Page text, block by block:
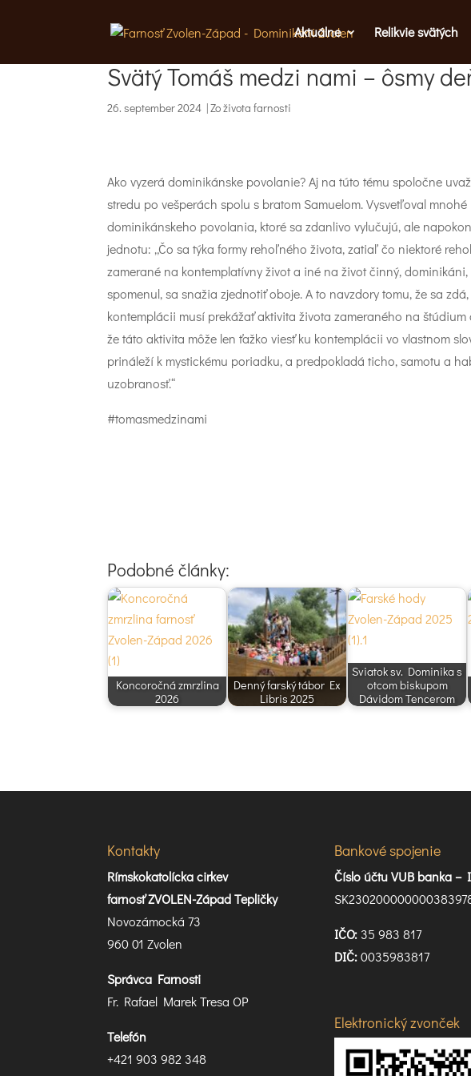
Aktuálne Relikvie svätých
Svätý Tomáš medzi nami – ôsmy
26. september 2024 |Zo života farnosti
Ako vyzerá dominikánske povolanie? Aj na túto tému spoločne
stredu po vešperách spolu s bratom Samuelom. Vysvetľoval
dominikánskeho povolania, ktoré sa zdanlivo vylučujú, ale
jednotu: „Čo sa týka formy rehoľného života, zatiaľ čo niektoré
zamerané na kontemplatívny život a iné na život činný, dominikáni,
spomenul, sa snažia zjednotiť oboje. A to navzdory tomu, že sa zdá,
kontemplácii musí prekážať aktivita života zameraného na štúdium
že táto aktivita môže len ťažko viesť ku kontemplácii vo vlastnom
prináleží k mystickému poriadku, a predpokladá ticho, samotu a
uzobranosť.“
#tomasmedzinami
Podobné články:
Koncoročná zmrzlina
2026
Denný farský tábor Ex
Libris 2025
Sviatok sv. Dominika s
otcom biskupom
Dávidom Tencerom
Kontakty
Rímskokatolícka cirkev
farnosť ZVOLEN-Západ Tepličky
Novozámocká 73
960 01 Zvolen
Správca Farnosti
Fr. Rafael Marek Tresa OP
Telefón
+421 903 982 348
Bankové spojenie
Číslo účtu VUB banka –
IČO:35 983 817
DIČ:0035983817
Elektronický zvonček